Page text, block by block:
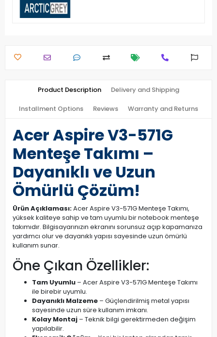
Product Description Delivery and Shipping
Installment Options Reviews Warranty and Returns
Acer Aspire V3-571G
Menteşe Takımı –
Dayanıklı ve Uzun
Ömürlü Çözüm!
Ürün Açıklaması:Acer Aspire V3-571G Menteşe Takımı,
yüksek kaliteye sahip ve tam uyumlu bir notebook menteşe
takımıdır. Bilgisayarınızın ekranını sorunsuz açıp kapamanıza
yardımcı olur ve dayanıklı yapısı sayesinde uzun ömürlü
kullanım sunar.
Öne Çıkan Özellikler:
Tam Uyumlu – Acer Aspire V3-571G Menteşe Takımı
ile birebir uyumlu.
Dayanıklı Malzeme – Güçlendirilmiş metal yapısı
sayesinde uzun süre kullanım imkanı.
Kolay Montaj – Teknik bilgi gerektirmeden değişim
yapılabilir.